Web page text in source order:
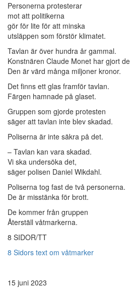
Personerna protesterar
mot att politikerna
gör för lite för att minska
utsläppen som förstör klimatet.
Tavlan är över hundra år gammal.
Konstnären Claude Monet har gjort
Den är värd många miljoner kronor.
Det finns ett glas framför tavlan.
Färgen hamnade på glaset.
Gruppen som gjorde protesten
säger att tavlan inte blev skadad.
Poliserna är inte säkra på det.
– Tavlan kan vara skadad.
Vi ska undersöka det,
säger polisen Daniel Wikdahl.
Poliserna tog fast de två personerna.
De är misstänka för brott.
De kommer från gruppen
Återställ våtmarkerna.
8 SIDOR/TT
8 Sidors text om våtmarker
15 juni 2023